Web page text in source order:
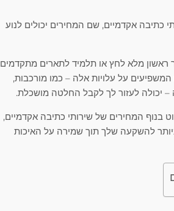
כתיבה אקדמיים, שם המחירים יכולים לנוע
ראשון מלא לחץ או תלמיד לתארים מתקדמים
על עלויות אלה – כמו מורכבות,
יכולה לעזור לך לקבל החלטה מושכלת.
בנוף המחירים של שירותי כתיבה אקדמיים,
להשקעה שלך תוך שמירה על האיכות